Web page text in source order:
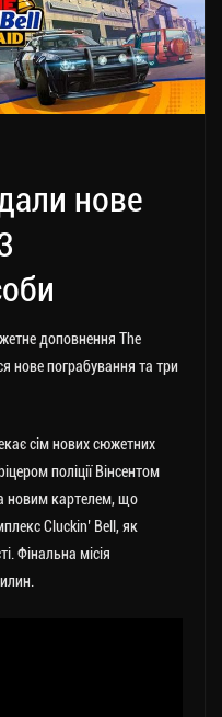
нове
доповнення The
нове пограбування та три
сім нових сюжетних
поліції Вінсентом
новим картелем, що
Cluckin’ Bell, як
Фінальна місія